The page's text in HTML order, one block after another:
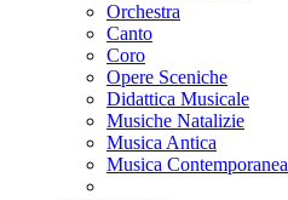
Orchestra
Canto
Coro
Opere Sceniche
Didattica Musicale
Musiche Natalizie
Musica Antica
Musica Contemporanea